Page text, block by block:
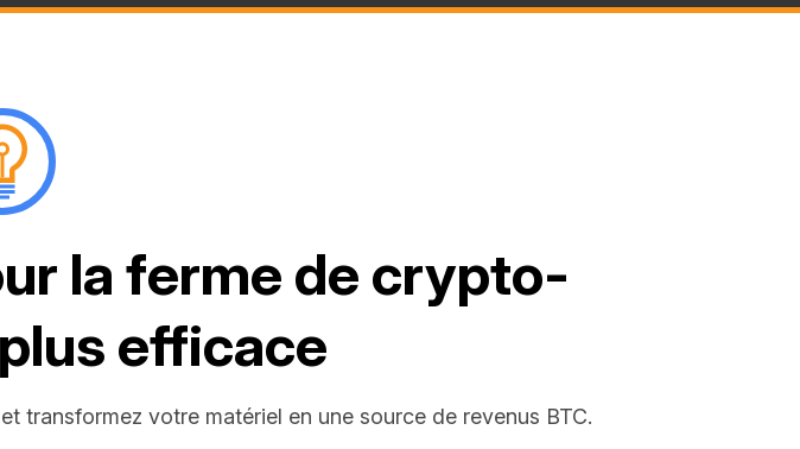
la ferme de crypto-
efficace
transformez votre matériel en une source de revenus BTC.